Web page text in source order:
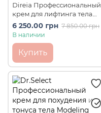
Direia Профессиональный
крем для лифтинга тела
Deep the Meso Body Cream
Pro (400 г)
6 250.00 грн 7 850.00 грн
В наличии
Купить